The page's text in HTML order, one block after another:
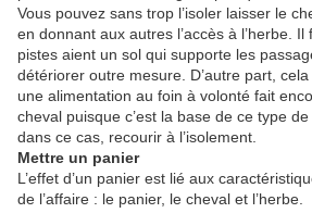
Vous pouvez sans trop l’isoler laisser le
en donnant aux autres l’accès à l’herbe.
pistes aient un sol qui supporte les
détériorer outre mesure. D’autre part,
une alimentation au foin à volonté fait
cheval puisque c’est la base de ce type
dans ce cas, recourir à l’isolement.
Mettre un panier
L’effet d’un panier est lié aux
de l’affaire : le panier, le cheval et l’herbe.